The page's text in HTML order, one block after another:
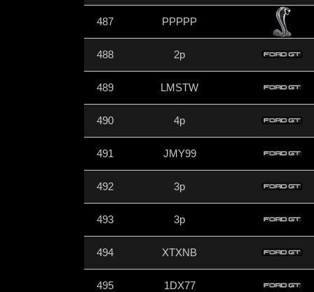
487 PPPPP
488 2p
489 LMSTW
490 4p
491 JMY99
492 3p
493 3p
494 XTXNB
495 1DX77